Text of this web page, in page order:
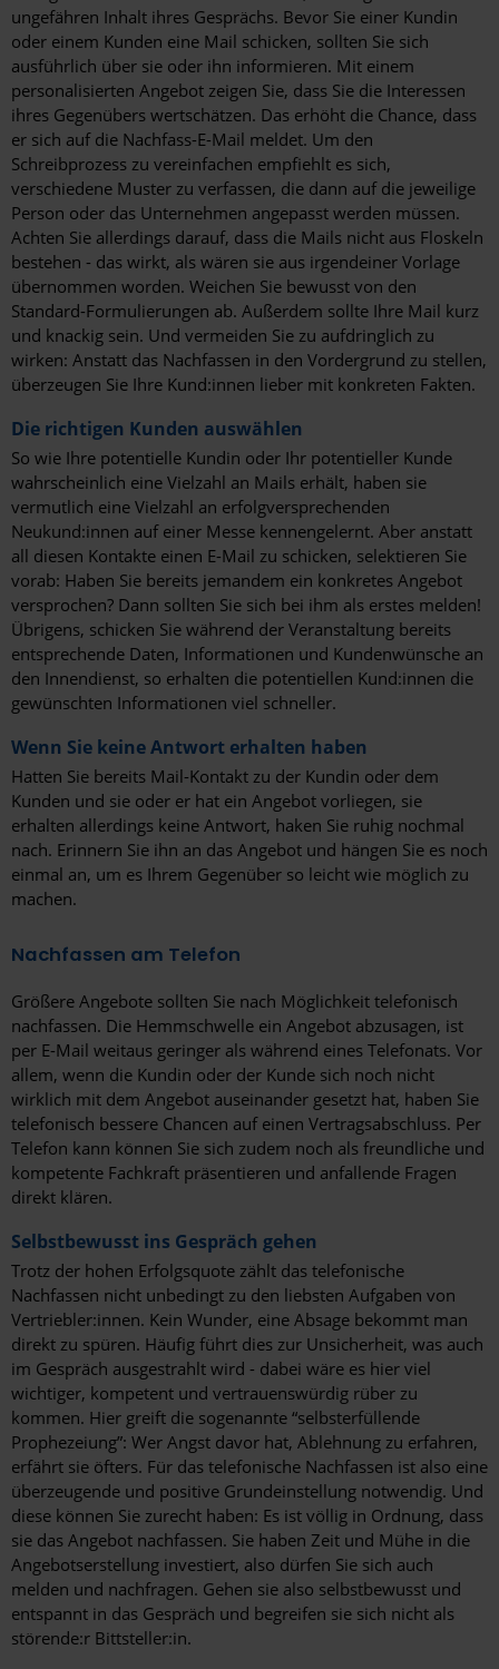
ungefähren Inhalt ihres Gesprächs. Bevor Sie einer Kundin
oder einem Kunden eine Mail schicken, sollten Sie sich
ausführlich über sie oder ihn informieren. Mit einem
personalisierten Angebot zeigen Sie, dass Sie die Interessen
ihres Gegenübers wertschätzen. Das erhöht die Chance, dass
er sich auf die Nachfass-E-Mail meldet. Um den
Schreibprozess zu vereinfachen empfiehlt es sich,
verschiedene Muster zu verfassen, die dann auf die jeweilige
Person oder das Unternehmen angepasst werden müssen.
Achten Sie allerdings darauf, dass die Mails nicht aus Floskeln
bestehen - das wirkt, als wären sie aus irgendeiner Vorlage
übernommen worden. Weichen Sie bewusst von den
Standard-Formulierungen ab. Außerdem sollte Ihre Mail kurz
und knackig sein. Und vermeiden Sie zu aufdringlich zu
wirken: Anstatt das Nachfassen in den Vordergrund zu stellen,
überzeugen Sie Ihre Kund:innen lieber mit konkreten Fakten.
Die richtigen Kunden auswählen
So wie Ihre potentielle Kundin oder Ihr potentieller Kunde
wahrscheinlich eine Vielzahl an Mails erhält, haben sie
vermutlich eine Vielzahl an erfolgversprechenden
Neukund:innen auf einer Messe kennengelernt. Aber anstatt
all diesen Kontakte einen E-Mail zu schicken, selektieren Sie
vorab: Haben Sie bereits jemandem ein konkretes Angebot
versprochen? Dann sollten Sie sich bei ihm als erstes melden!
Übrigens, schicken Sie während der Veranstaltung bereits
entsprechende Daten, Informationen und Kundenwünsche an
den Innendienst, so erhalten die potentiellen Kund:innen die
gewünschten Informationen viel schneller.
Wenn Sie keine Antwort erhalten haben
Hatten Sie bereits Mail-Kontakt zu der Kundin oder dem
Kunden und sie oder er hat ein Angebot vorliegen, sie
erhalten allerdings keine Antwort, haken Sie ruhig nochmal
nach. Erinnern Sie ihn an das Angebot und hängen Sie es noch
einmal an, um es Ihrem Gegenüber so leicht wie möglich zu
machen.
Nachfassen am Telefon
Größere Angebote sollten Sie nach Möglichkeit telefonisch
nachfassen. Die Hemmschwelle ein Angebot abzusagen, ist
per E-Mail weitaus geringer als während eines Telefonats. Vor
allem, wenn die Kundin oder der Kunde sich noch nicht
wirklich mit dem Angebot auseinander gesetzt hat, haben Sie
telefonisch bessere Chancen auf einen Vertragsabschluss. Per
Telefon kann können Sie sich zudem noch als freundliche und
kompetente Fachkraft präsentieren und anfallende Fragen
direkt klären.
Selbstbewusst ins Gespräch gehen
Trotz der hohen Erfolgsquote zählt das telefonische
Nachfassen nicht unbedingt zu den liebsten Aufgaben von
Vertriebler:innen. Kein Wunder, eine Absage bekommt man
direkt zu spüren. Häufig führt dies zur Unsicherheit, was auch
im Gespräch ausgestrahlt wird - dabei wäre es hier viel
wichtiger, kompetent und vertrauenswürdig rüber zu
kommen. Hier greift die sogenannte “selbsterfüllende
Prophezeiung”: Wer Angst davor hat, Ablehnung zu erfahren,
erfährt sie öfters. Für das telefonische Nachfassen ist also eine
überzeugende und positive Grundeinstellung notwendig. Und
diese können Sie zurecht haben: Es ist völlig in Ordnung, dass
sie das Angebot nachfassen. Sie haben Zeit und Mühe in die
Angebotserstellung investiert, also dürfen Sie sich auch
melden und nachfragen. Gehen sie also selbstbewusst und
entspannt in das Gespräch und begreifen sie sich nicht als
störende:r Bittsteller:in.